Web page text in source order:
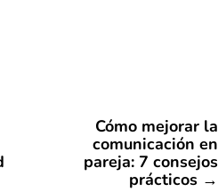
Cómo mejorar la
comunicación en
pareja: 7 consejos
prácticos →